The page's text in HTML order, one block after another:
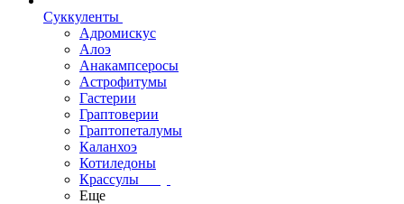
Суккуленты
Адромискус
Алоэ
Анакампсеросы
Астрофитумы
Гастерии
Граптоверии
Граптопеталумы
Каланхоэ
Котиледоны
Крассулы
Еще